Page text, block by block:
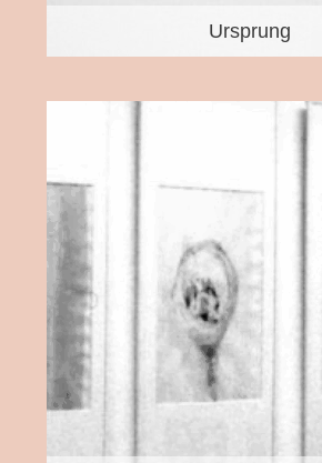
Ursprung